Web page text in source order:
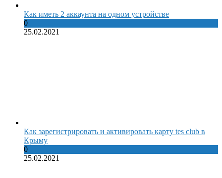
Как иметь 2 аккаунта на одном устройстве
0
25.02.2021
Как зарегистрировать и активировать карту tes club в
Крыму
0
25.02.2021